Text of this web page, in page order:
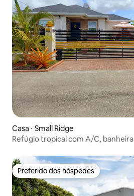
Casa ⋅ Small Ridge
Refúgio tropical com A/C,
Preferido dos hóspedes
Preferido dos hóspedes